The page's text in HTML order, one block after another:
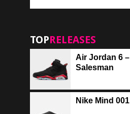
TOPRELEASES
Air Jordan 6
Salesman
Nike Mind